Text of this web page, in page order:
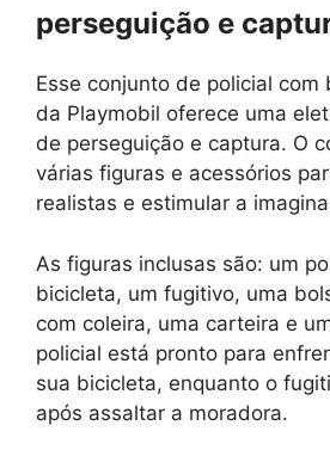
perseguição e
Esse conjunto de policial
da Playmobil oferece uma
de perseguição e captura. O
várias figuras e acessórios
realistas e estimular a
As figuras inclusas são: um
bicicleta, um fugitivo, uma
com coleira, uma carteira e
policial está pronto para
sua bicicleta, enquanto o
após assaltar a moradora.